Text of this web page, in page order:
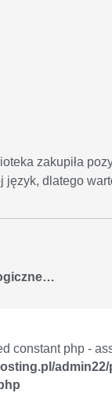
zakupiła
język, dlatego
constant php -